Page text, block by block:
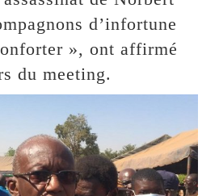
d’infortune
», ont affirmé
du meeting.